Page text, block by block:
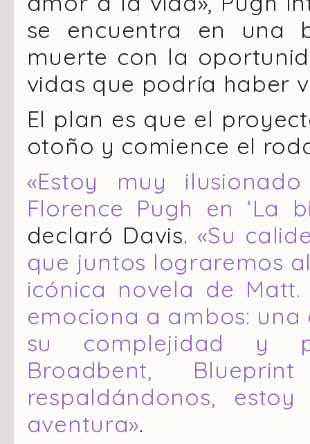
se encuentra en una
muerte con la
vidas que podría haber
El plan es que el
otoño y comience el
«Estoy muy
Florence Pugh en ‘La
declaró Davis. «Su
que juntos lograremos
icónica novela de
emociona a ambos:
su complejidad y
Broadbent,
respaldándonos,
aventura».